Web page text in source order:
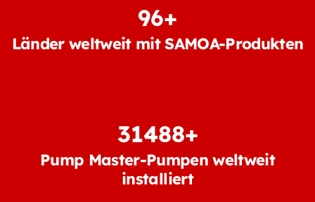
100+
Länder weltweit mit SAMOA-Produkten
34992+
Pump Master-Pumpen weltweit
installiert